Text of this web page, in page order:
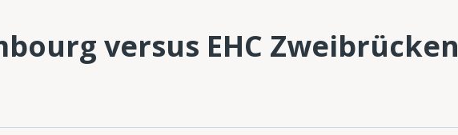
versus EHC Zweibrücken